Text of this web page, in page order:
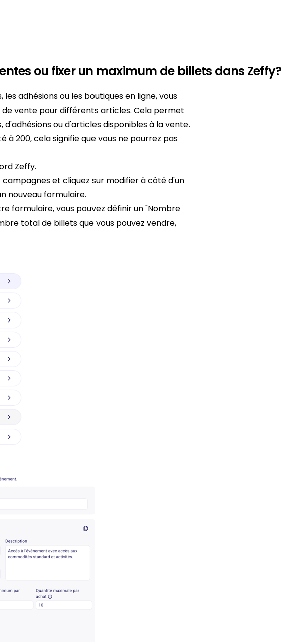
ou fixer un maximum de billets dans Zeffy?
adhésions ou les boutiques en ligne, vous
vente pour différents articles. Cela permet
ou d'articles disponibles à la vente.
à 200, cela signifie que vous ne pourrez pas
Zeffy.
et cliquez sur modifier à côté d'un
nouveau formulaire.
formulaire, vous pouvez définir un "Nombre
total de billets que vous pouvez vendre,